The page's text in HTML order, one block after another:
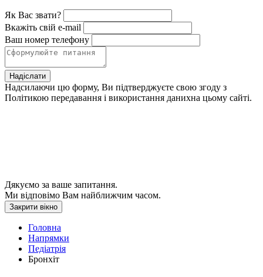
Як Вас звати?
Вкажіть свій e-mail
Ваш номер телефону
Надіслати
Надсилаючи цю форму, Ви підтверджуєте свою згоду з
Політикою передавання і використання данихна цьому сайті.
Дякуємо за ваше запитання.
Ми відповімо Вам найближчим часом.
Закрити вікно
Головна
Напрямки
Педіатрія
Бронхіт